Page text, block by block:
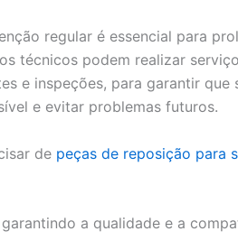
regular é essencial para
técnicos podem realizar
e inspeções, para garantir que
e evitar problemas futuros.
de peças de reposição para
a qualidade e a